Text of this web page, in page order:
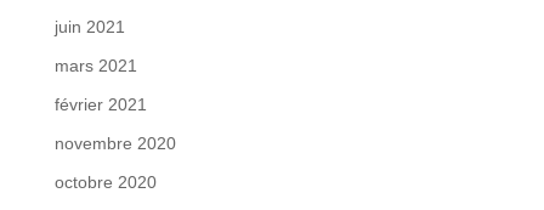
juin 2021
mars 2021
février 2021
novembre 2020
octobre 2020